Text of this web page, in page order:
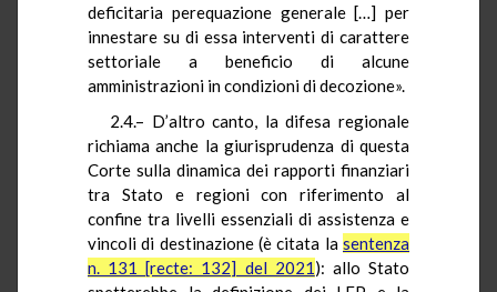
deficitaria perequazione generale […] per
innestare su di essa interventi di carattere
settoriale a beneficio di alcune
amministrazioni in condizioni di decozione».
2.4.– D’altro canto, la difesa regionale
richiama anche la giurisprudenza di questa
Corte sulla dinamica dei rapporti finanziari
tra Stato e regioni con riferimento al
confine tra livelli essenziali di assistenza e
vincoli di destinazione (è citata la sentenza
n. 131 [recte: 132] del 2021): allo Stato